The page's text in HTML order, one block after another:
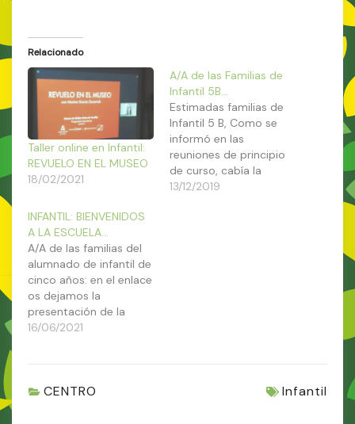
Relacionado
Taller online en Infantil:
REVUELO EN EL MUSEO
18/02/2021
A/A de las Familias de
Infantil 5B…
Estimadas familias de
Infantil 5 B, Como se
informó en las
reuniones de principio
de curso, cabía la
posibilidad de la
13/12/2019
INFANTIL: BIENVENIDOS
A LA ESCUELA…
A/A de las familias del
alumnado de infantil de
cinco años: en el enlace
os dejamos la
presentación de la
reunión de tránsito de
profesorado ha
16/06/2021
CENTRO Infantil